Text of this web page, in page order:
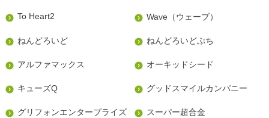
To Heart2 Wave（ウェーブ）
ねんどろいど ねんどろいどぷち
アルファマックス オーキッドシード
キューズQ グッドスマイルカンパニー
グリフォンエンタープライズ スーパー超合金